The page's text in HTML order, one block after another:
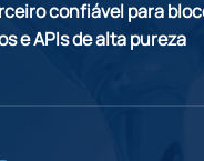
confiável para
e APIs de alta pureza